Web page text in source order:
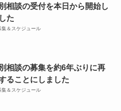
相談の受付を本日から開始し
た
集＆スケジュール
相談の募集を約6年ぶりに再
ることにしました
集＆スケジュール